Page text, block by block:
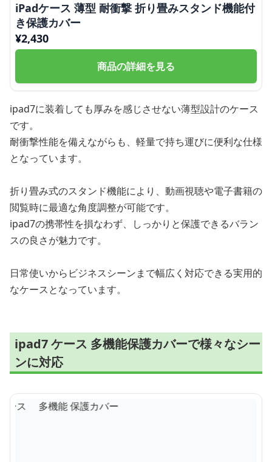
iPadケース 薄型 耐衝撃 折り畳みスタンド機能付
き保護カバー
¥2,430
商品の詳細を見る
ipad7に装着しても厚みを感じさせない薄型設計のケース
です。
耐衝撃性能を備えながらも、軽量で持ち運びに便利な仕様
となっています。
折り畳み式のスタンド機能により、動画視聴や電子書籍の
閲覧時に最適な角度調整が可能です。
ipad7の携帯性を損なわず、しっかりと保護できるバラン
スの良さが魅力です。
日常使いからビジネスシーンまで幅広く対応できる実用的
なケースとなっています。
ipad7 ケース 多機能保護カバーで様々なシー
ンに対応